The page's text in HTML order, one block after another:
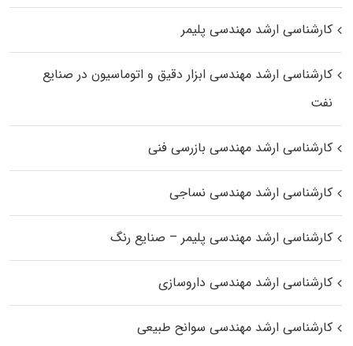
کارشناسی ارشد مهندسی پلیمر
کارشناسی ارشد مهندسی ابزار دقیق و اتوماسیون در صنایع
نفت
کارشناسی ارشد مهندسی بازرسی فنی
کارشناسی ارشد مهندسی نساجی
کارشناسی ارشد مهندسی پلیمر – صنایع رنگ
کارشناسی ارشد مهندسی داروسازی
کارشناسی ارشد مهندسی سوانح طبیعی